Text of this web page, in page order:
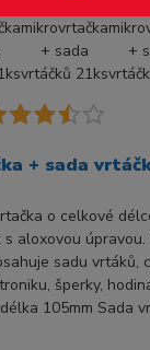
+ sada
o celkové
aloxovou
sadu vrtáků,
šperky,
105mm Sada